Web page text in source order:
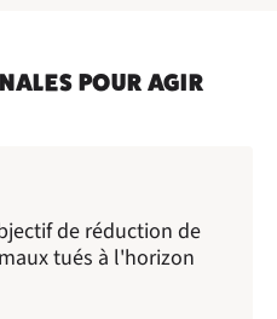
POUR AGIR
de réduction de
tués à l'horizon